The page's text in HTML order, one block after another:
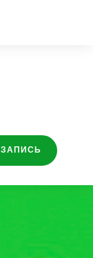
ЗАПИСЬ